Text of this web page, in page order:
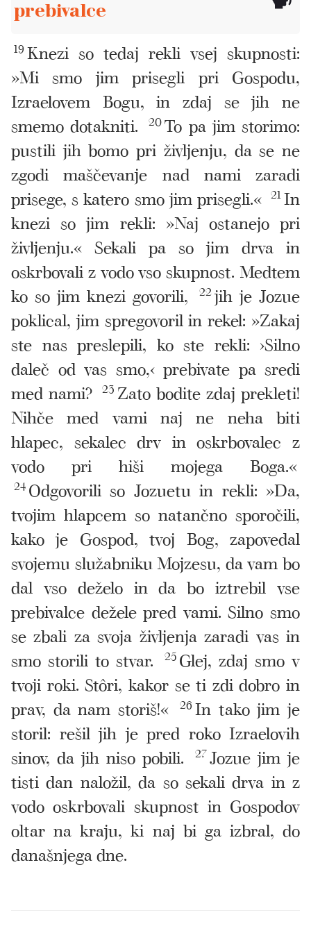
prebivalce
19 Knezi so tedaj rekli vsej skupnosti:
»Mi smo jim prisegli pri Gospodu,
Izraelovem Bogu, in zdaj se jih ne
smemo dotakniti.
20To pa jim storimo:
pustili jih bomo pri življenju, da se ne
zgodi maščevanje nad nami zaradi
prisege, s katero smo jim prisegli.« 21 In
knezi so jim rekli: »Naj ostanejo pri
življenju.« Sekali pa so jim drva in
oskrbovali z vodo vso skupnost. Medtem
ko so jim knezi govorili,
22jih je Jozue
poklical, jim spregovoril in rekel: »Zakaj
ste nas preslepili, ko ste rekli: ›Silno
daleč od vas smo,‹ prebivate pa sredi
med nami? 23 Zato bodite zdaj prekleti!
Nihče med vami naj ne neha biti
hlapec, sekalec drv in oskrbovalec z
vodo pri hiši mojega Boga.«
24 Odgovorili so Jozuetu in rekli: »Da,
tvojim hlapcem so natančno sporočili,
kako je Gospod, tvoj Bog, zapovedal
svojemu služabniku Mojzesu, da vam bo
dal vso deželo in da bo iztrebil vse
prebivalce dežele pred vami. Silno smo
se zbali za svoja življenja zaradi vas in
smo storili to stvar.
25 Glej, zdaj smo v
tvoji roki. Stôri, kakor se ti zdi dobro in
prav, da nam storiš!«
26 In tako jim je
storil: rešil jih je pred roko Izraelovih
sinov, da jih niso pobili.
27Jozue jim je
tisti dan naložil, da so sekali drva in z
vodo oskrbovali skupnost in Gospodov
oltar na kraju, ki naj bi ga izbral, do
današnjega dne.